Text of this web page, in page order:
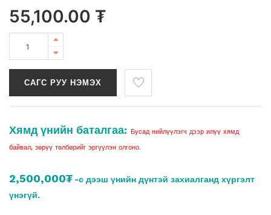
55,100.00 ₮
САГС РУУ НЭМЭХ
Хямд үнийн баталгаа:
Бусад нийлүүлэгч дээр илүү хямд
байвал, зөрүү төлбөрийг эргүүлэн олгоно.
2,500,000₮ -с дээш үнийн дүнтэй захиалганд хүргэлт
үнэгүй.